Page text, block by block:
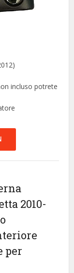
incluso potrete
2010-
per